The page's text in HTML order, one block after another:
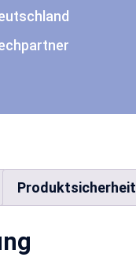
Produktsicherheit